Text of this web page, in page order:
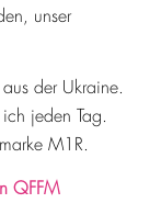
unser
der Ukraine.
jeden Tag.
M1R.
QFFM